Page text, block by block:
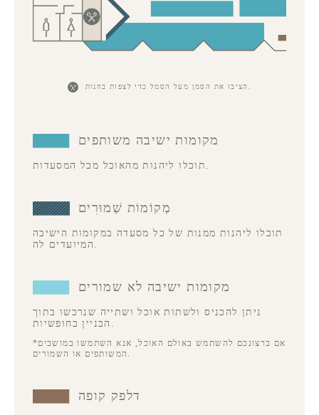
הציבו את הסמן מעל הסמל כדי לצפות בחנות.
מקומות ישיבה משותפים
תוכלו ליהנות מהאוכל מכל המסעדות.
מְקוֹמוֹת שְׁמוּרִים
תוכלו ליהנות ממנות של כל מסעדה במקומות הישיבה
המיועדים לה.
מקומות ישיבה לא שמורים
ניתן להכניס ולשתות אוכל ושתייה שנרכשו בתוך
הבניין בחופשיות.
*אם ברצונכם להשתמש באולם האוכל, אנא השתמשו במושבים
המשותפים או השמורים.
דלפק קופה